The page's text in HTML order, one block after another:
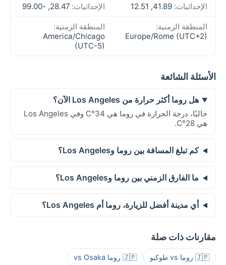
الإحداثيات: الإحداثيات:
المنطقة الزمنية:
Europe/Rome (UTC+2)
المنطقة الزمنية:
America/Chicago
(UTC-5)
الأسئلة الشائعة
هل روما أكثر حرارة من Los Angeles الآن؟
حاليًا، درجة الحرارة في روما هي 34°C وفي Los Angeles
هي 28°C.
كم تبلغ المسافة بين روما وLos Angeles؟
ما الفارق الزمني بين روما وLos Angeles؟
أي مدينة أفضل للزيارة، روما أم Los Angeles؟
مقارنات ذات صلة
🇯🇵 روما vs طوكيو 🇯🇵 روما vs Osaka